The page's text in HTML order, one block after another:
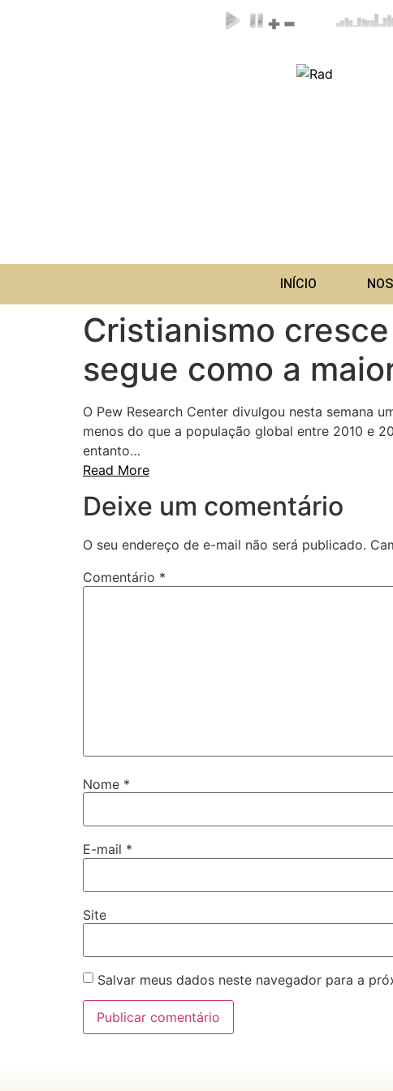
INÍCIO
Cristianismo
segue como a
O Pew Research Center divulgou nesta semana
menos do que a população global entre 2010 e
entanto…
Read More
Deixe um comentário
O seu endereço de e-mail não será publicado.
Comentário *
Nome *
E-mail *
Site
Salvar meus dados neste navegador para a